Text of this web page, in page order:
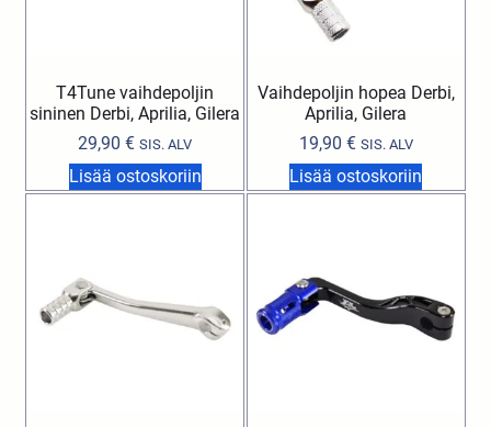
T4Tune vaihdepoljin
sininen Derbi, Aprilia, Gilera
29,90€ SIS. ALV
Lisää ostoskoriin
Vaihdepoljin hopea Derbi,
Aprilia, Gilera
19,90 € SIS. ALV
Lisää ostoskoriin